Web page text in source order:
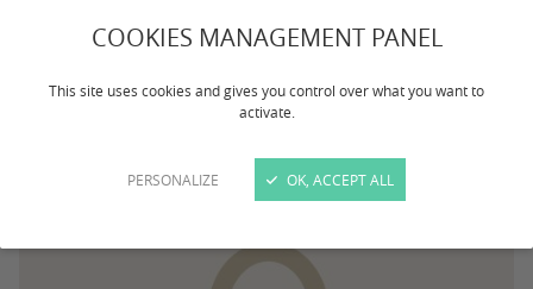
COOKIES MANAGEMENT PANEL
This site uses cookies and gives you control over what you want to
activate.
PERSONALIZE OK, ACCEPT ALL
Delphine COURALET